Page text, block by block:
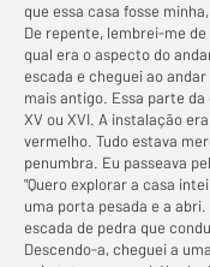
que essa casa fosse
De repente, lembrei-me de
qual era o aspecto do
escada e cheguei ao
mais antigo. Essa parte
XV ou XVI. A instalação
vermelho. Tudo estava
penumbra. Eu passeava
"Quero explorar a casa
uma porta pesada e a
escada de pedra que
Descendo-a, cheguei a